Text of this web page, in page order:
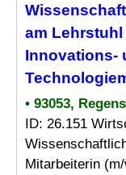
am Lehrstuhl
Innovations-
• 93053,
ID: 26.151
Mitarbeiterin